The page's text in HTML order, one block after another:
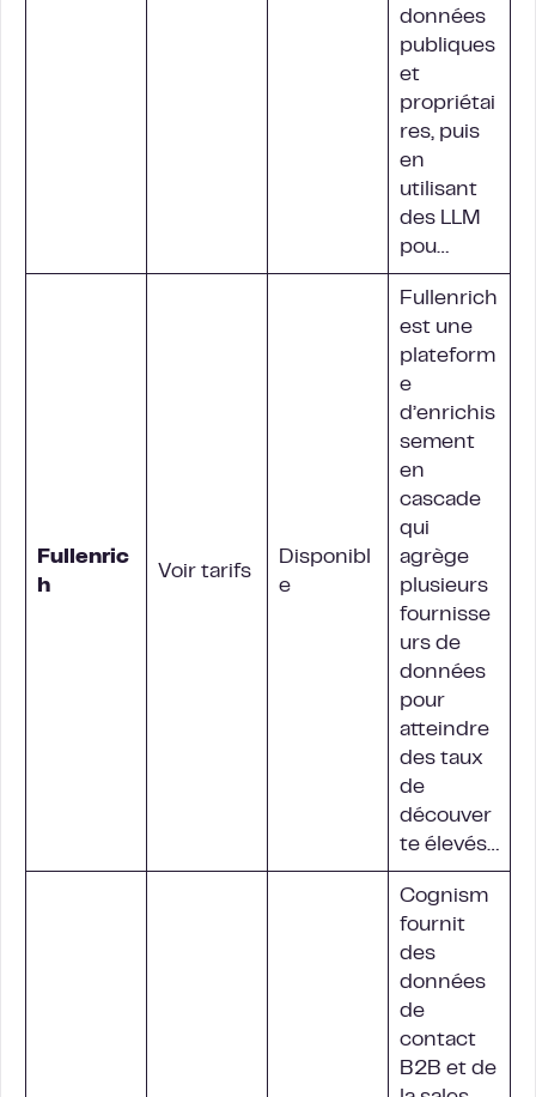
données
publiques
et
propriétai
res, puis
en
utilisant
des LLM
pou…
Fullenric
h
Voir tarifs
Disponibl
e
Fullenrich
est une
plateform
e
d’enrichis
sement
en
cascade
qui
agrège
plusieurs
fournisse
urs de
données
pour
atteindre
des taux
de
découver
te élevés…
Cognism
fournit
des
données
de
contact
B2B et de